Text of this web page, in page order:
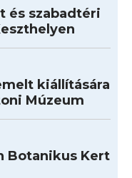
és szabadtéri
kiállítására
Múzeum
Botanikus Kert